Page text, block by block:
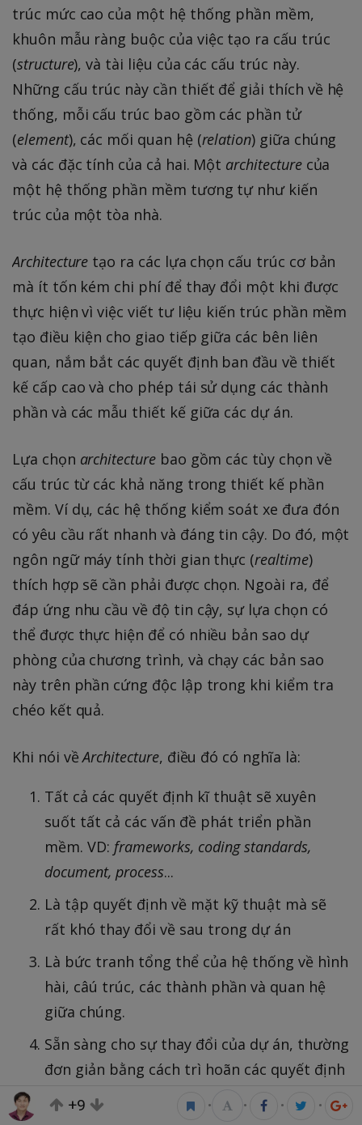
trúc mức cao của một hệ thống phần mềm,
khuôn mẫu ràng buộc của việc tạo ra cấu trúc
(structure), và tài liệu của các cấu trúc này.
Những cấu trúc này cần thiết để giải thích về hệ
thống, mỗi cấu trúc bao gồm các phần tử
(element), các mối quan hệ (relation) giữa chúng
và các đặc tính của cả hai. Một architecturecủa
một hệ thống phần mềm tương tự như kiến
trúc của một tòa nhà.
Architecture tạo ra các lựa chọn cấu trúc cơ bản
mà ít tốn kém chi phí để thay đổi một khi được
thực hiện vì việc viết tư liệu kiến trúc phần mềm
tạo điều kiện cho giao tiếp giữa các bên liên
quan, nắm bắt các quyết định ban đầu về thiết
kế cấp cao và cho phép tái sử dụng các thành
phần và các mẫu thiết kế giữa các dự án.
Lựa chọn architecturebao gồm các tùy chọn về
cấu trúc từ các khả năng trong thiết kế phần
mềm. Ví dụ, các hệ thống kiểm soát xe đưa đón
có yêu cầu rất nhanh và đáng tin cậy. Do đó, một
ngôn ngữ máy tính thời gian thực (realtime)
thích hợp sẽ cần phải được chọn. Ngoài ra, để
đáp ứng nhu cầu về độ tin cậy, sự lựa chọn có
thể được thực hiện để có nhiều bản sao dự
phòng của chương trình, và chạy các bản sao
này trên phần cứng độc lập trong khi kiểm tra
chéo kết quả.
Khi nói vềArchitecture, điều đó có nghĩa là:
Tất cả các quyết định kĩ thuật sẽ xuyên
suốt tất cả các vấn đề phát triển phần
mềm. VD: frameworks, coding standards,
document, process...
Là tập quyết định về mặt kỹ thuật mà sẽ
rất khó thay đổi về sau trong dự án
Là bức tranh tổng thể của hệ thống về hình
hài, câú trúc, các thành phần và quan hệ
giữa chúng.
Sẵn sàng cho sự thay đổi của dự án, thường
đơn giản bằng cách trì hoãn các quyết định
đến thời điểm cuối cùng có thể chấp nhận
+9 • • • •